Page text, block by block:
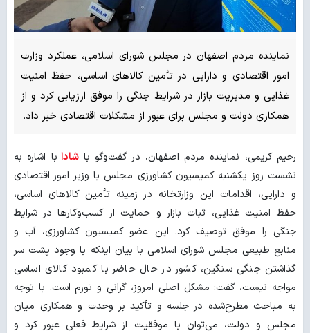
نماینده مردم اصفهان در مجلس شورای اسلامی، عملکرد وزارت
امور اقتصادی و دارایی در تأمین کالاهای اساسی، حفظ امنیت
غذایی و مدیریت بازار در شرایط جنگی را موفق ارزیابی کرد و از
همکاری دولت و مجلس برای عبور از مشکلات اقتصادی خبر داد.
رحیم کریمی، نماینده مردم اصفهان، در گفت‌وگو باشادا با اشاره به
نشست روز یکشنبه کمیسیون کشاورزی مجلس با وزیر امور اقتصادی
و دارایی، اقدامات این وزارتخانه در زمینه تأمین کالاهای اساسی،
حفظ امنیت غذایی، ثبات بازار و حمایت از کسب‌وکارها در شرایط
جنگی را موفق توصیف کرد. این عضو کمیسیون کشاورزی، آب و
منابع طبیعی مجلس شورای اسلامی با بیان اینکه با وجود پشت سر
گذاشتن جنگی سنگین، کشور در حال حاضر با کمبود کالای اساسی
مواجه نیست، گفت: مشکل اصلی امروز، گرانی و تورم است. با توجه
به مباحث مطرح‌شده در جلسه و تأکید بر وحدت و همکاری میان
مجلس و دولت، می‌توان با موفقیت از شرایط فعلی عبور کرد و